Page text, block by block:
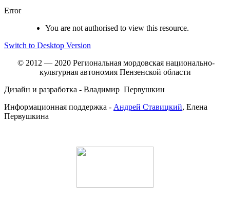
Error
You are not authorised to view this resource.
Switch to Desktop Version
© 2012 — 2020 Региональная мордовская национально-
культурная автономия Пензенской области
Дизайн и разработка - Владимир Первушкин
Информационная поддержка - Андрей Ставицкий, Елена
Первушкина